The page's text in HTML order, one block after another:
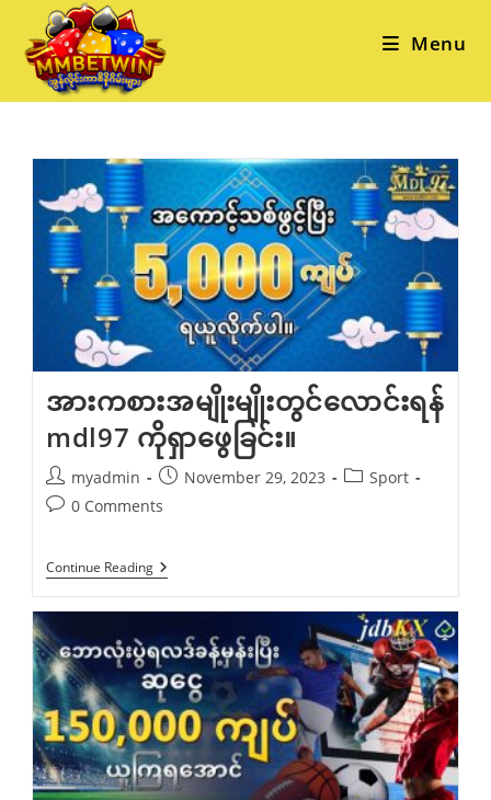
content
Menu
အားကစားအမျိုးမျိုးတွင်လောင်းရန်
mdl97 ကိုရှာဖွေခြင်း။
Post
author:
myadmin
Post
published:
November 29, 2023
PostSport
Post0 Comments
Continue Readingအားကစား
အမျိုး
လောင်း
ရန်
Mdl97
ကို
ရှာဖွေ
ခြင်း။